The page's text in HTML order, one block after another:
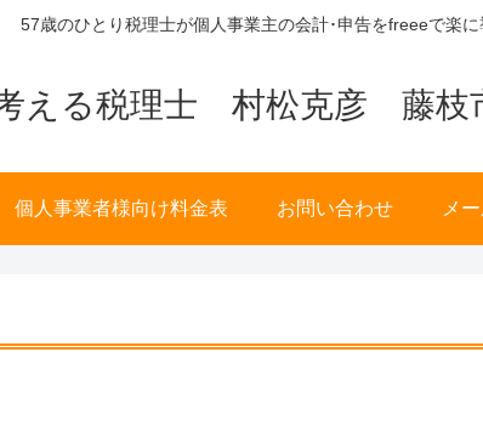
57歳のひとり税理士が個人事業主の会計･申告をfreeeで楽
える税理士 村松克彦 藤枝
個人事業者様向け料金表 お問い合わせ メ